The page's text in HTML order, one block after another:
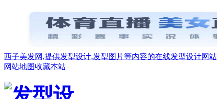
西子美发网,提供发型设计,发型图片等内容的在线发型设计网站
网站地图收藏本站